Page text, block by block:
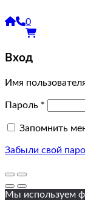
0
Вход
Имя
Пароль *
Запомнить
Забыли свой
Мы используем